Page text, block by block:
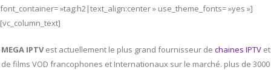
font_container= »tag:h2|text_align:center » use_theme_fonts= »yes »]
[vc_column_text]
MEGA IPTVest actuellement le plus grand fournisseur de chaines IPTVet
de films VOD francophones et Internationaux sur le marché. plus de 3000